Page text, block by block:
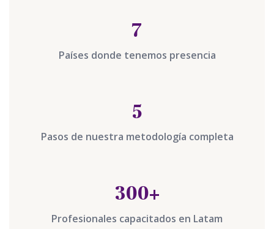
7
Países donde tenemos presencia
5
Pasos de nuestra metodología completa
300+
Profesionales capacitados en Latam